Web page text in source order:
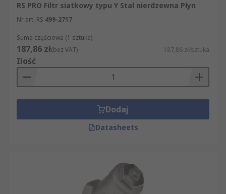
RS PRO Filtr siatkowy typu Y Stal nierdzewna Płyn
Nr art. RS 499-2717
Suma częściowa (1 sztuka)
187,86 zł(bez VAT) 187,86 zł/sztuka
Ilość
Dodaj
Datasheets